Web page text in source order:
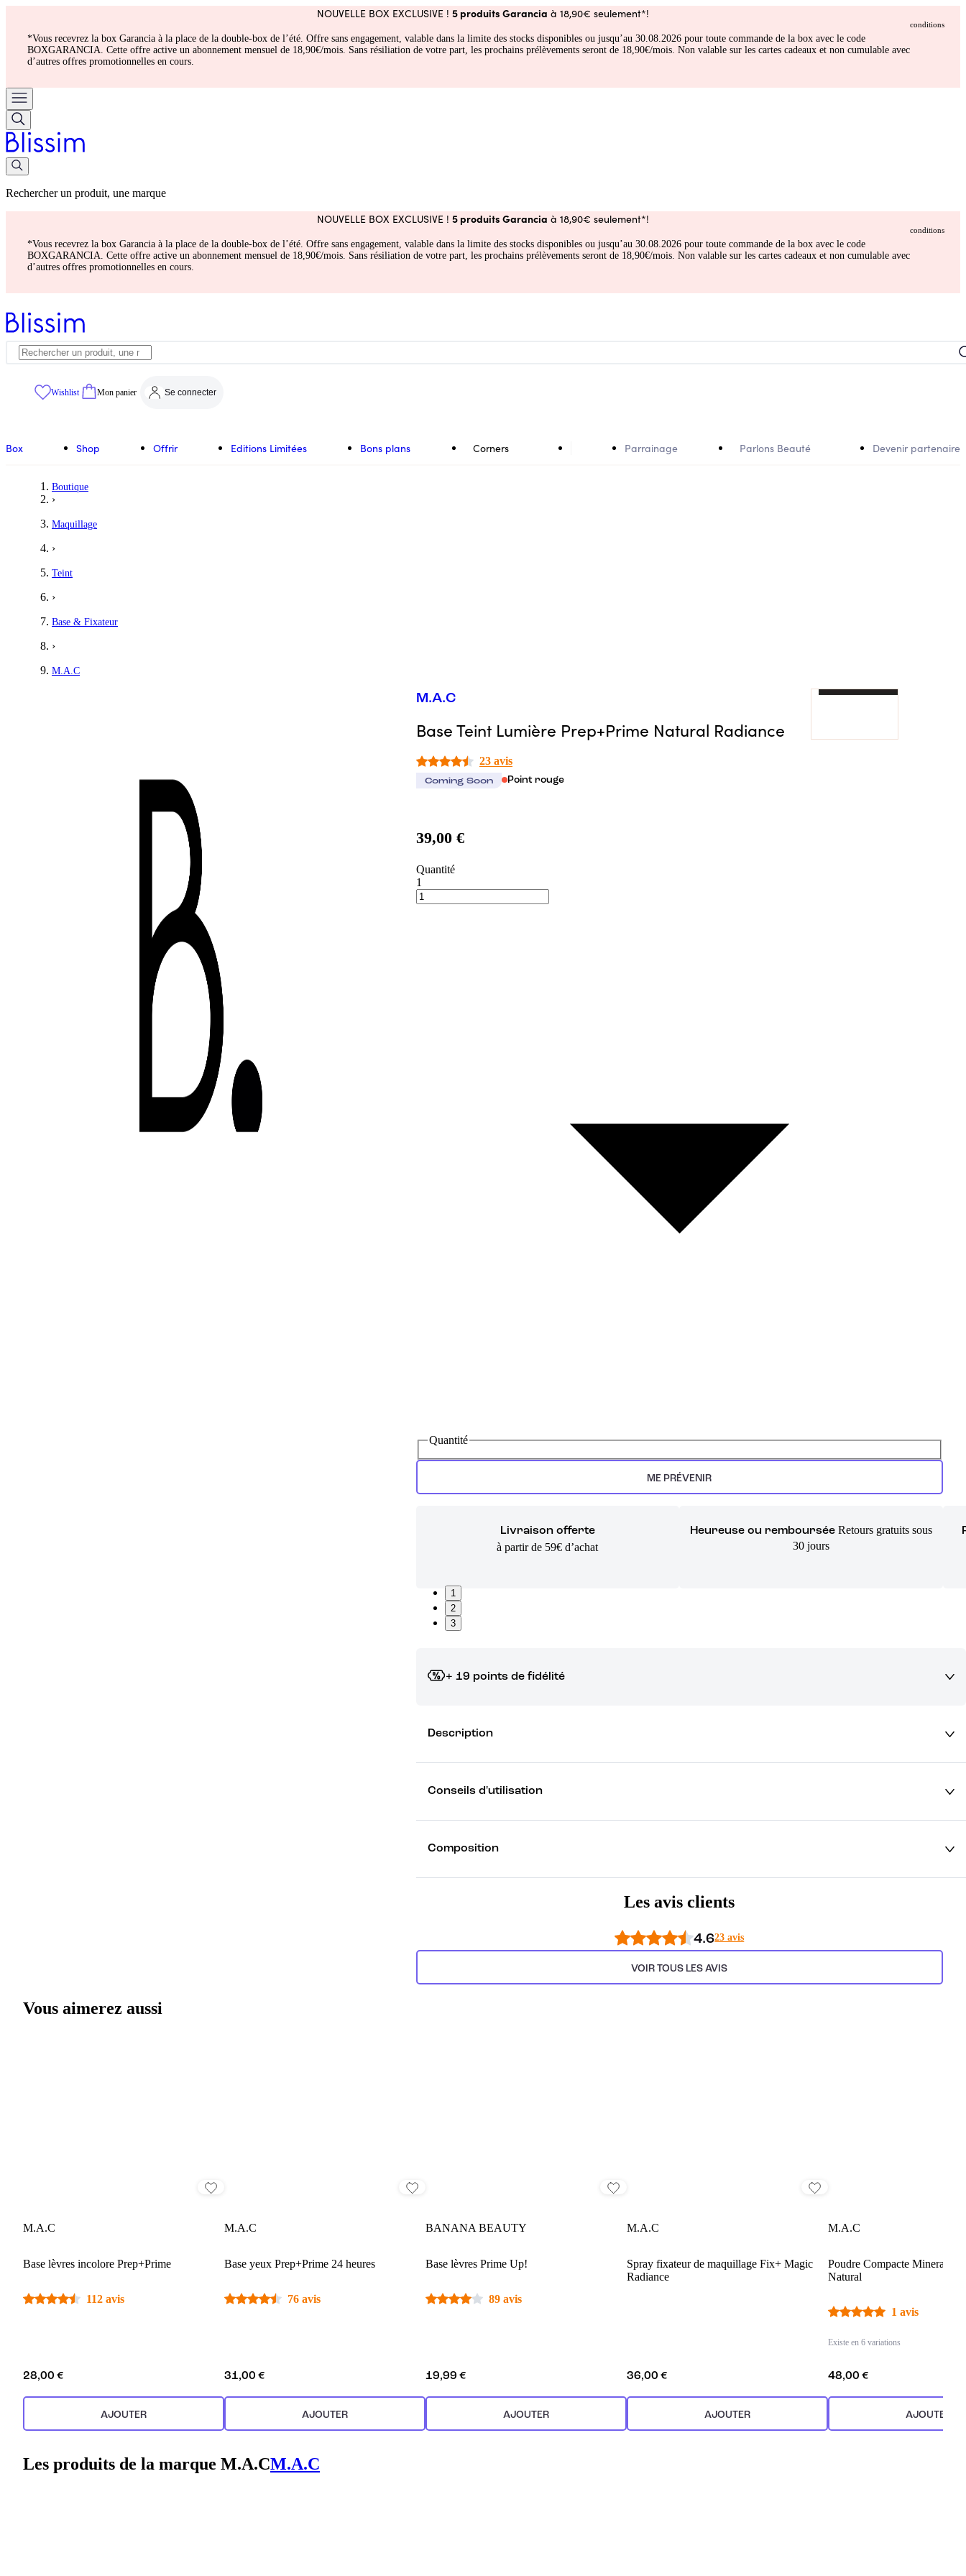
NOUVELLE BOX EXCLUSIVE ! 5 produits Garancia à 18,90€ seulement*!
conditions
*Vous recevrez la box Garancia à la place de la double-box de l’été. Offre sans engagement, valable dans la limite des stocks disponibles ou jusqu’au 30.08.2026 pour toute commande de la box avec le code
BOXGARANCIA. Cette offre active un abonnement mensuel de 18,90€/mois. Sans résiliation de votre part, les prochains prélèvements seront de 18,90€/mois. Non valable sur les cartes cadeaux et non cumulable avec
d’autres offres promotionnelles en cours.
Rechercher un produit, une marque
NOUVELLE BOX EXCLUSIVE ! 5 produits Garancia à 18,90€ seulement*!
conditions
*Vous recevrez la box Garancia à la place de la double-box de l’été. Offre sans engagement, valable dans la limite des stocks disponibles ou jusqu’au 30.08.2026 pour toute commande de la box avec le code
BOXGARANCIA. Cette offre active un abonnement mensuel de 18,90€/mois. Sans résiliation de votre part, les prochains prélèvements seront de 18,90€/mois. Non valable sur les cartes cadeaux et non cumulable avec
d’autres offres promotionnelles en cours.
Wishlist Mon panier Se connecter
Box Shop Offrir Editions Limitées Bons plans Corners Parrainage Parlons Beauté Devenir partenaire
Boutique
›
Maquillage
›
Teint
›
Base & Fixateur
›
M.A.C
M.A.C
Base Teint Lumière Prep+Prime Natural Radiance
23 avis
Coming Soon Point rouge
39,00 €
Quantité
1
Quantité
ME PRÉVENIR
Livraison offerte
à partir de 59€ d’achat
Heureuse ou remboursée Retours gratuits sous
30 jours
1
2
3
+ 19 points de fidélité
Description
Conseils d'utilisation
Composition
Les avis clients
4.623 avis
VOIR TOUS LES AVIS
Vous aimerez aussi
M.A.C
Base lèvres incolore Prep+Prime
112 avis
28,00 €
AJOUTER
M.A.C
Base yeux Prep+Prime 24 heures
76 avis
31,00 €
AJOUTER
BANANA BEAUTY
Base lèvres Prime Up!
89 avis
19,99 €
AJOUTER
M.A.C
Spray fixateur de maquillage Fix+ Magic
Radiance
36,00 €
AJOUTER
M.A.C
Poudre Compacte Mineralize
Natural
1 avis
Existe en 6 variations
48,00 €
AJOUTER
Les produits de la marque M.A.CM.A.C